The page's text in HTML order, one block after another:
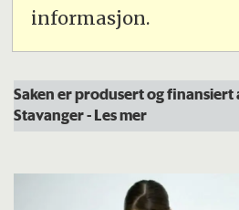
informasjon.
Saken er produsert og finansiert
Stavanger- Les mer